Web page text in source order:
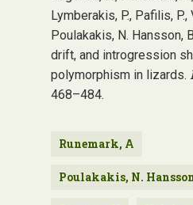
Lymberakis, P., Pafilis, P.,
Poulakakis, N. Hansson,
drift, and introgression
polymorphism in lizards.
468–484.
Runemark, A
Poulakakis, N.